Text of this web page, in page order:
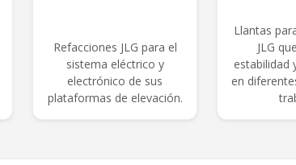
Refacciones JLG para el
sistema eléctrico y
electrónico de sus
plataformas de elevación.
Llantas
JLG
estabilidad
en